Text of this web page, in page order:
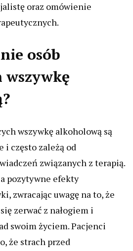
oraz omówienie
osób
wszywkę
wszywkę alkoholową są
i często zależą od
związanych z terapią.
pozytywne efekty
zwracając uwagę na to, że
zerwać z nałogiem i
swoim życiem. Pacjenci
że strach przed